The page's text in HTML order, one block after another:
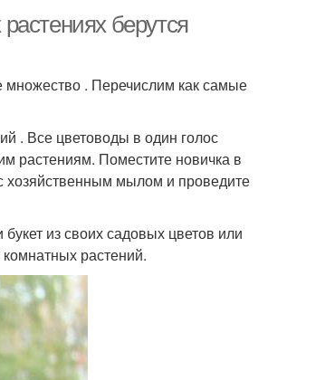
берутся
множество . Перечислим как самые
. Все цветоводы в один голос
растениям. Поместите новичка в
хозяйственным мылом и проведите
из своих садовых цветов или
растений.